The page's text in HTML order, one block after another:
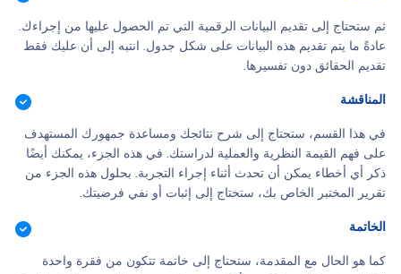
ثم ستحتاج إلى تقديم البيانات الرقمية التي تم الحصول عليها من إجراءك.
عادةً ما يتم تقديم هذه البيانات على شكل جدول. انتبه إلى أن عليك فقط
تقديم الحقائق دون تفسيرها.
المناقشة
في هذا القسم، ستحتاج إلى شرح نتائجك ومساعدة جمهورك المستهدف
على فهم القيمة النظرية والعملية لدراستك. في هذه الجزء، يمكنك أيضًا
ذكر أي أخطاء يمكن أن تحدث أثناء إجراء التجربة. بحلول هذه الجزء من
تقرير المختبر الخاص بك، ستحتاج إلى إثبات أو نفي فرضيتك.
الخاتمة
كما هو الحال مع المقدمة، ستحتاج إلى خاتمة تتكون من فقرة واحدة